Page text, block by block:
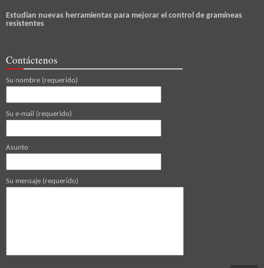
Estudian nuevas herramientas para mejorar el control de gramíneas
resistentes
Contáctenos
Su nombre (requerido)
Su e-mail (requerido)
Asunto
Su mensaje (requerido)